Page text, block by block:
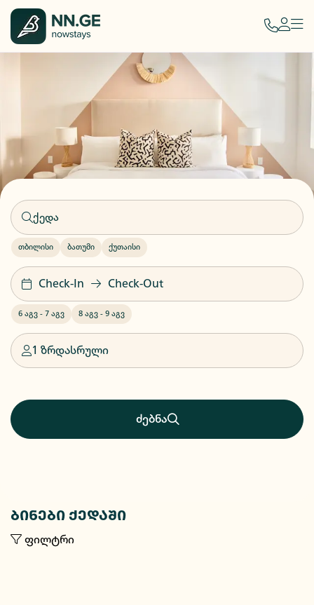
თბილისი ბათუმი ქუთაისი
Check-In Check-Out
6 აგვ - 7 აგვ 8 აგვ - 9 აგვ
1 ზრდასრული
ძებნა
ბინები ქედაში
ფილტრი